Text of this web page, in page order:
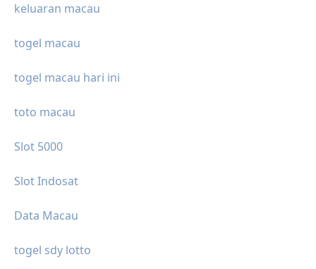
keluaran macau
togel macau
togel macau hari ini
toto macau
Slot 5000
Slot Indosat
Data Macau
togel sdy lotto